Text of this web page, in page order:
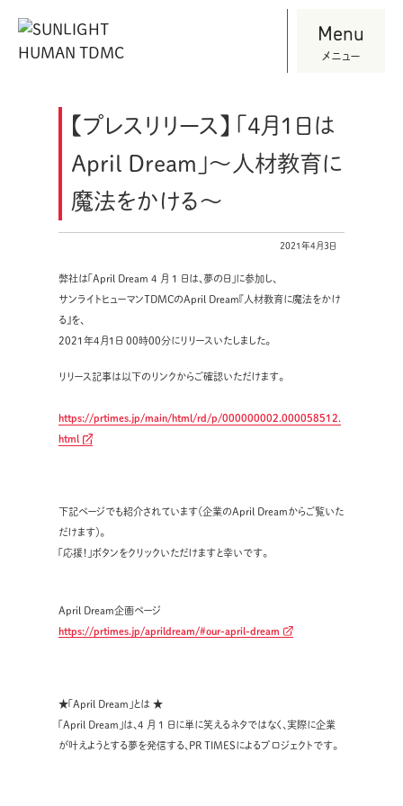
Menu
メニュー
【プレスリリース】 「4月１日は
April Dream」～人材教育に
魔法をかける～
2021年4月3日
弊社は「April Dream 4 月 1 日は、夢の日」に参加し、
サンライトヒューマンTDMCのApril Dream『人材教育に魔法をかけ
る』を、
2021年4月1日 00時00分にリリースいたしました。
リリース記事は以下のリンクからご確認いただけます。
https://prtimes.jp/main/html/rd/p/000000002.000058512.
html
下記ページでも紹介されています（企業のApril Dreamからご覧いた
だけます）。
「応援！」ボタンをクリックいただけますと幸いです。
April Dream企画ページ
https://prtimes.jp/aprildream/#our-april-dream
★「April Dream」とは ★
「April Dream」は、4 月 1 日に単に笑えるネタではなく、実際に企業
が叶えようとする夢を発信する、PR TIMESによるプロジェクトです。